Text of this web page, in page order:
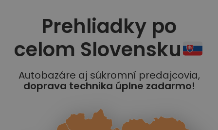
Prehliadky po
celom Slovensku
Autobazáre aj súkromní predajcovia,
doprava technika úplne zadarmo!